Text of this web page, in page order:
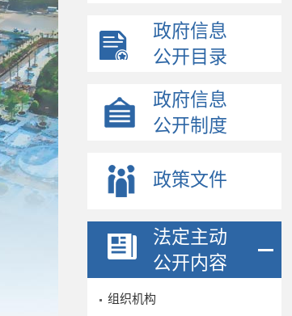
政府信息
公开目录
政府信息
公开制度
政策文件
法定主动
公开内容
组织机构